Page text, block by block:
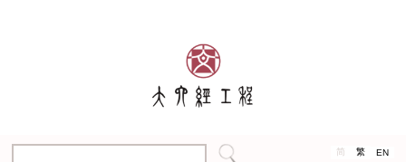
简 繁 EN